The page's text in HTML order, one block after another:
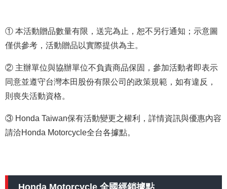
① 本活動贈品數量有限，送完為止，恕不另行通知；示意圖
僅供參考，活動贈品以實際提供為主。
② 主辦單位與協辦單位不負責商品保固，參加活動者即表示
同意並遵守台灣本田股份有限公司的政策規範，如有違反，
則喪失活動資格。
③ Honda Taiwan保有活動變更之權利，詳情資訊與優惠內容
請洽Honda Motorcycle全台各據點。